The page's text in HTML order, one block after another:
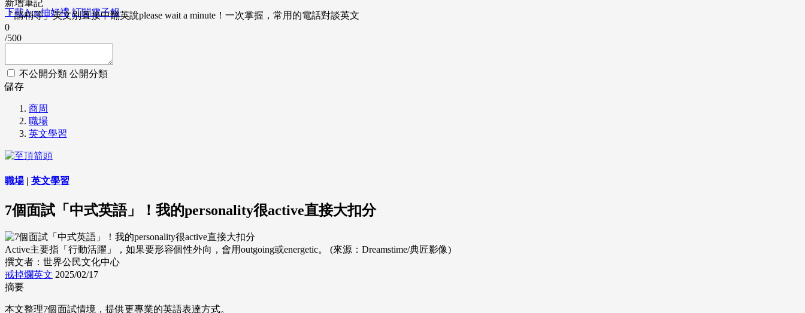
下載App抽好禮 訂閱電子報
新增筆記
「請稍等」英文別直接中翻英說please wait a minute！一次掌握，常用的電話對談英文
0
/500
不公開分類 公開分類
儲存
商周
職場
英文學習
職場| 英文學習
7個面試「中式英語」！我的personality很active直接大扣分
Active主要指「行動活躍」，如果要形容個性外向，會用outgoing或energetic。 (來源：Dreamstime/典匠影像)
撰文者：世界公民文化中心
戒掉爛英文 2025/02/17
摘要
本文整理7個面試情境，提供更專業的英語表達方式。